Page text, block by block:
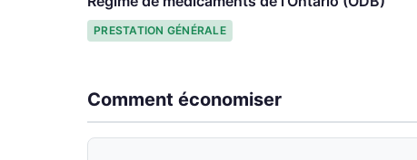
PRESTATION GÉNÉRALE
Comment économiser